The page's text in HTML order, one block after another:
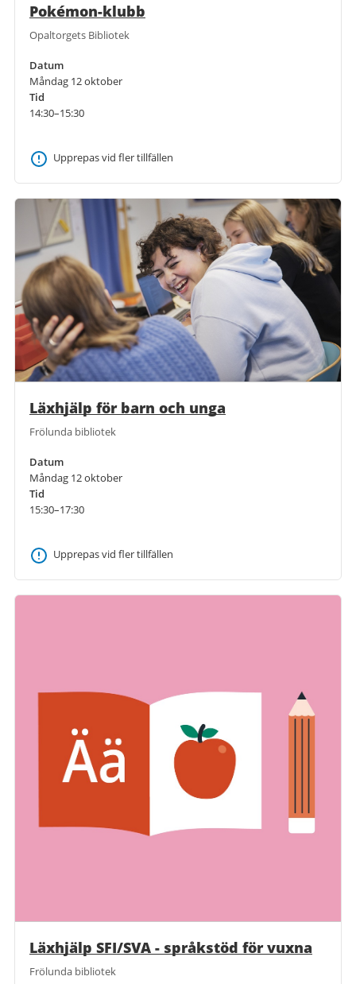
Pokémon-klubb
Opaltorgets Bibliotek
Datum
Måndag 12 oktober
Tid
14:30–15:30
Upprepas vid fler tillfällen
Läxhjälp för barn och unga
Frölunda bibliotek
Datum
Måndag 12 oktober
Tid
15:30–17:30
Upprepas vid fler tillfällen
Läxhjälp SFI/SVA - språkstöd för vuxna
Frölunda bibliotek